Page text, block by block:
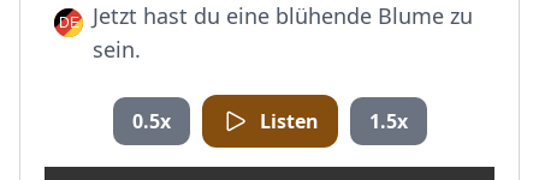
Jetzt hast du eine blühende Blume zu
sein.
0.5x Listen 1.5x